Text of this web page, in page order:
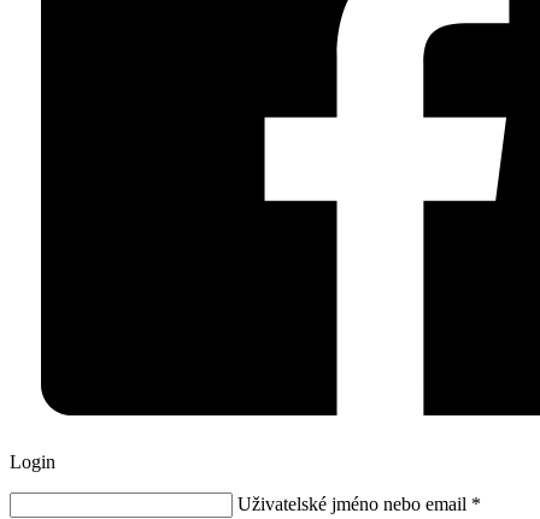
Login
Uživatelské jméno nebo email *